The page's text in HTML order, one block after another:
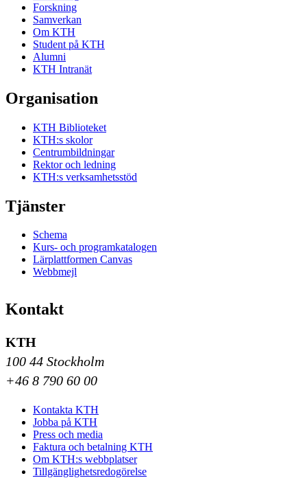
Forskning
Samverkan
Om KTH
Student på KTH
Alumni
KTH Intranät
Organisation
KTH Biblioteket
KTH:s skolor
Centrumbildningar
Rektor och ledning
KTH:s verksamhetsstöd
Tjänster
Schema
Kurs- och programkatalogen
Lärplattformen Canvas
Webbmejl
Kontakt
KTH
100 44 Stockholm
+46 8 790 60 00
Kontakta KTH
Jobba på KTH
Press och media
Faktura och betalning KTH
Om KTH:s webbplatser
Tillgänglighetsredogörelse